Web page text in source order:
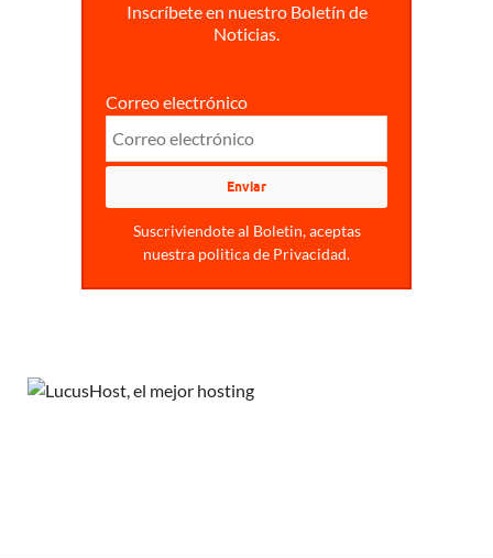
Inscríbete en nuestro Boletín de
Noticias.
Correo electrónico
Suscriviendote al Boletin, aceptas
nuestra politica de Privacidad.